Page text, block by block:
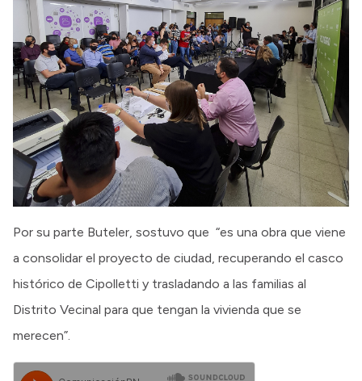
Por su parte Buteler, sostuvo que “es una obra que viene
a consolidar el proyecto de ciudad, recuperando el casco
histórico de Cipolletti y trasladando a las familias al
Distrito Vecinal para que tengan la vivienda que se
merecen”.